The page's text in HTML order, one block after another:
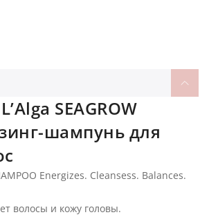
SEAGROW
шампунь для
Energizes. Cleansess. Balances.
волосы и кожу головы.